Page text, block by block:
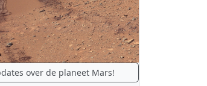
over de planeet Mars!